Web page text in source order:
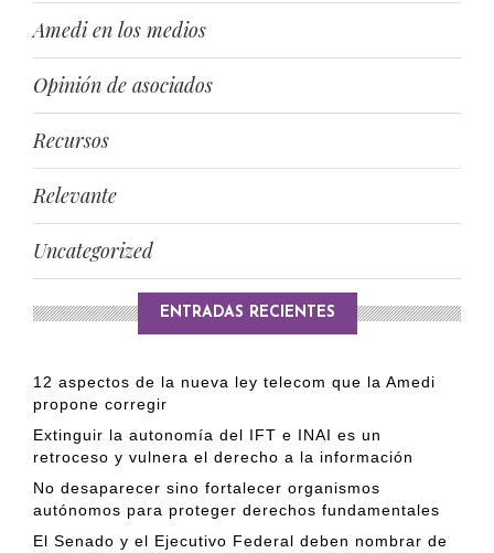
Amedi en los medios
Opinión de asociados
Recursos
Relevante
Uncategorized
ENTRADAS RECIENTES
12 aspectos de la nueva ley telecom que la Amedi
propone corregir
Extinguir la autonomía del IFT e INAI es un
retroceso y vulnera el derecho a la información
No desaparecer sino fortalecer organismos
autónomos para proteger derechos fundamentales
El Senado y el Ejecutivo Federal deben nombrar de